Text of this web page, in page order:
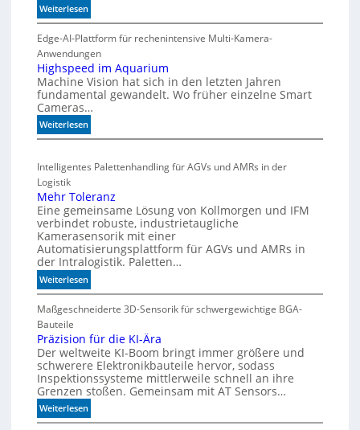
m
i
c
h
e
h
u
e
e
h
n
n
g
n
r
t
ü
r
m
t
v
r
i
a
b
l
S
t
u
e
r
u
Weiterlesen:
C
o
i
l
s
z
ä
h
l
n
Edge-AI-Plattform für rechenintensive Multi-Kamera-
Anwendungen
Highspeed im Aquarium
Machine Vision hat sich in den letzten Jahren
fundamental gewandelt. Wo früher einzelne Smart
Cameras…
Weiterlesen:
H
g
s
p
e
e
d
i
m
A
q
a
r
i
u
m
Intelligentes Palettenhandling für AGVs und AMRs in der
Logistik
Mehr Toleranz
Eine gemeinsame Lösung von Kollmorgen und IFM
verbindet robuste, industrietaugliche
Kamerasensorik mit einer
Automatisierungsplattform für AGVs und AMRs in
der Intralogistik. Paletten…
Weiterlesen:
M
e
r
T
o
l
e
r
a
Maßgeschneiderte 3D-Sensorik für schwergewichtige BGA-
Bauteile
Präzision für die KI-Ära
Der weltweite KI-Boom bringt immer größere und
schwerere Elektronikbauteile hervor, sodass
Inspektionssysteme mittlerweile schnell an ihre
Grenzen stoßen. Gemeinsam mit AT Sensors…
Weiterlesen:
P